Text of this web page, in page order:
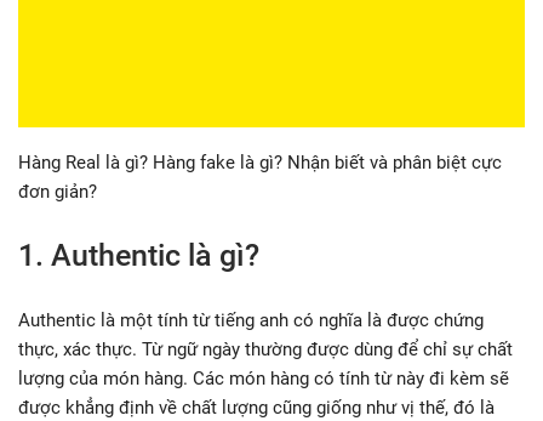
Hàng Real là gì? Hàng fake là gì? Nhận biết và phân biệt cực
đơn giản?
1. Authentic là gì?
Authentic là một tính từ tiếng anh có nghĩa là được chứng
thực, xác thực. Từ ngữ ngày thường được dùng để chỉ sự chất
lượng của món hàng. Các món hàng có tính từ này đi kèm sẽ
được khẳng định về chất lượng cũng giống như vị thế, đó là